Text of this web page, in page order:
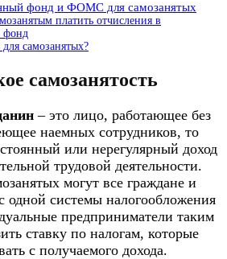
фонд и ФОМС для самозанятых
платить отчисления в
фонд
самозанятых?
самозанятость
– это лицо, работающее без
наемных сотрудников, то
или нерегулярный доход
трудовой деятельности.
могут все граждане и
системы налогообложения
предприниматели таким
ставку по налогам, которые
с получаемого дохода.